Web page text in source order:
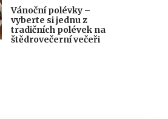
Vánoční polévky –
vyberte si jednu z
tradičních polévek na
štědrovečerní večeři